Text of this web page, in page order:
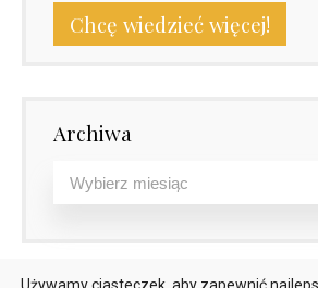
Chcę wiedzieć więcej!
Archiwa